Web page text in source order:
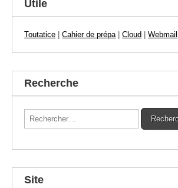
Utile
Toutatice Cahier de prépa| Cloud Webmail
Recherche
Rechercher :
Site